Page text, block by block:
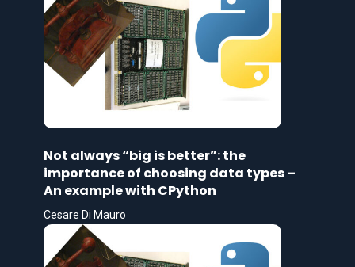
Not always “big is better”: the
importance of choosing data types –
An example with CPython
Cesare Di Mauro